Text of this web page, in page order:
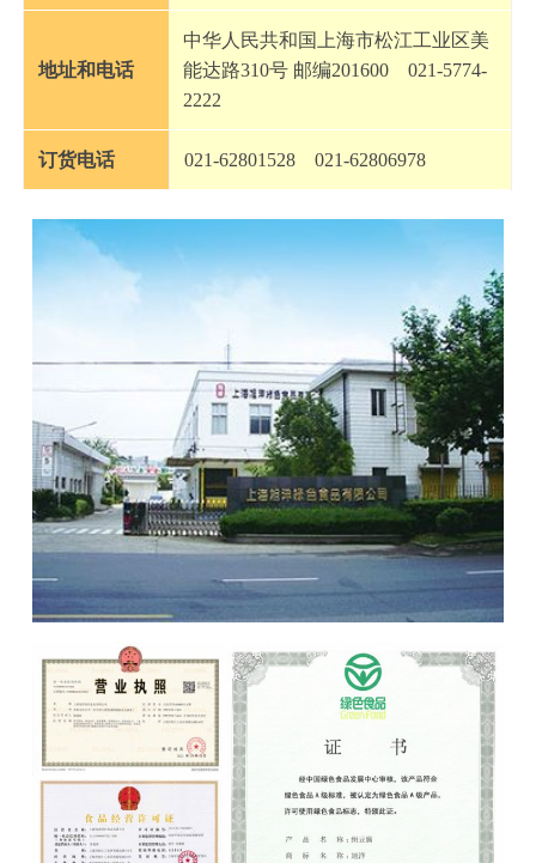
地址和电话
中华人民共和国上海市松江工业区美
能达路310号 邮编201600 021-5774-
2222
订货电话 021-62801528 021-62806978